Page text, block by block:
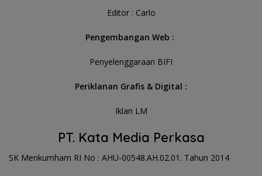
Editor : Carlo
Pengembangan Web :
Penyelenggaraan BIFI
Periklanan Grafis & Digital :
Iklan LM
PT. Kata Media Perkasa
SK Menkumham RI No : AHU-00548.AH.02.01. Tahun 2014